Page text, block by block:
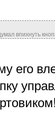
впихнуть
его